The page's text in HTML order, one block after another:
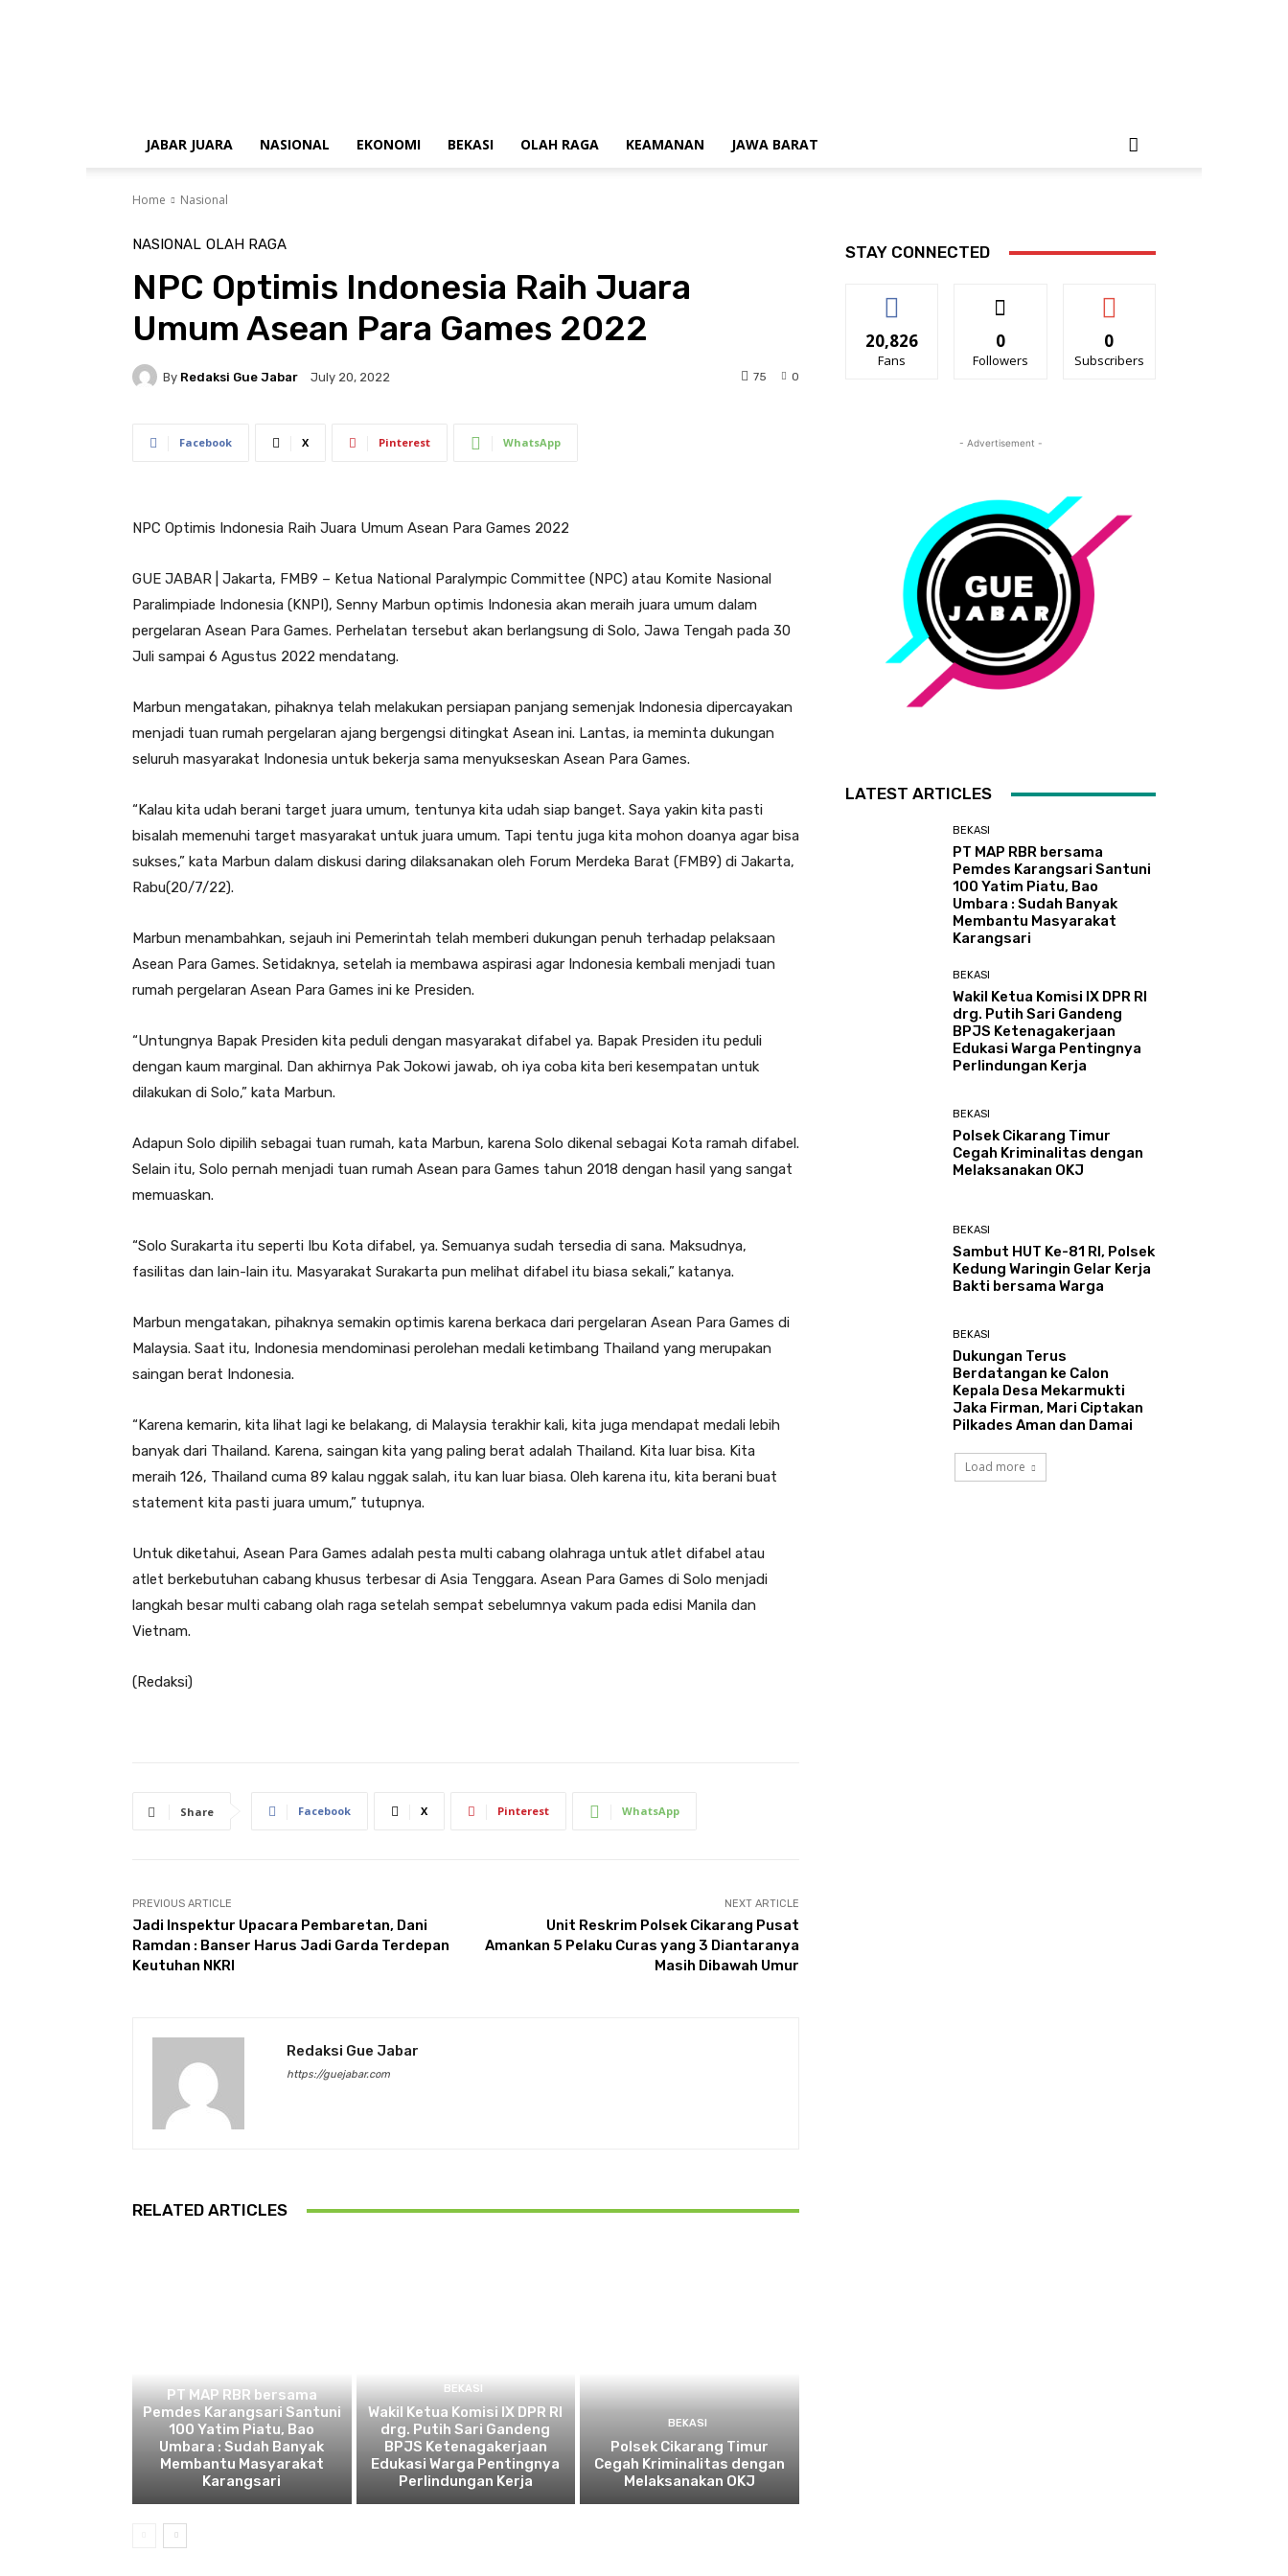
JABAR JUARA NASIONAL EKONOMI BEKASI OLAH RAGA KEAMANAN JAWA BARAT
Home Nasional
NASIONAL OLAH RAGA
NPC Optimis Indonesia Raih Juara
Umum Asean Para Games 2022
By Redaksi Gue Jabar July 20, 2022 0
75
Facebook X Pinterest WhatsApp
NPC Optimis Indonesia Raih Juara Umum Asean Para Games 2022
GUE JABAR | Jakarta, FMB9 – Ketua National Paralympic Committee (NPC) atau Komite Nasional
Paralimpiade Indonesia (KNPI), Senny Marbun optimis Indonesia akan meraih juara umum dalam
pergelaran Asean Para Games. Perhelatan tersebut akan berlangsung di Solo, Jawa Tengah pada 30
Juli sampai 6 Agustus 2022 mendatang.
Marbun mengatakan, pihaknya telah melakukan persiapan panjang semenjak Indonesia dipercayakan
menjadi tuan rumah pergelaran ajang bergengsi ditingkat Asean ini. Lantas, ia meminta dukungan
seluruh masyarakat Indonesia untuk bekerja sama menyukseskan Asean Para Games.
“Kalau kita udah berani target juara umum, tentunya kita udah siap banget. Saya yakin kita pasti
bisalah memenuhi target masyarakat untuk juara umum. Tapi tentu juga kita mohon doanya agar bisa
sukses,” kata Marbun dalam diskusi daring dilaksanakan oleh Forum Merdeka Barat (FMB9) di Jakarta,
Rabu(20/7/22).
Marbun menambahkan, sejauh ini Pemerintah telah memberi dukungan penuh terhadap pelaksaan
Asean Para Games. Setidaknya, setelah ia membawa aspirasi agar Indonesia kembali menjadi tuan
rumah pergelaran Asean Para Games ini ke Presiden.
“Untungnya Bapak Presiden kita peduli dengan masyarakat difabel ya. Bapak Presiden itu peduli
dengan kaum marginal. Dan akhirnya Pak Jokowi jawab, oh iya coba kita beri kesempatan untuk
dilakukan di Solo,” kata Marbun.
Adapun Solo dipilih sebagai tuan rumah, kata Marbun, karena Solo dikenal sebagai Kota ramah difabel.
Selain itu, Solo pernah menjadi tuan rumah Asean para Games tahun 2018 dengan hasil yang sangat
memuaskan.
“Solo Surakarta itu seperti Ibu Kota difabel, ya. Semuanya sudah tersedia di sana. Maksudnya,
fasilitas dan lain-lain itu. Masyarakat Surakarta pun melihat difabel itu biasa sekali,” katanya.
Marbun mengatakan, pihaknya semakin optimis karena berkaca dari pergelaran Asean Para Games di
Malaysia. Saat itu, Indonesia mendominasi perolehan medali ketimbang Thailand yang merupakan
saingan berat Indonesia.
“Karena kemarin, kita lihat lagi ke belakang, di Malaysia terakhir kali, kita juga mendapat medali lebih
banyak dari Thailand. Karena, saingan kita yang paling berat adalah Thailand. Kita luar bisa. Kita
meraih 126, Thailand cuma 89 kalau nggak salah, itu kan luar biasa. Oleh karena itu, kita berani buat
statement kita pasti juara umum,” tutupnya.
Untuk diketahui, Asean Para Games adalah pesta multi cabang olahraga untuk atlet difabel atau
atlet berkebutuhan cabang khusus terbesar di Asia Tenggara. Asean Para Games di Solo menjadi
langkah besar multi cabang olah raga setelah sempat sebelumnya vakum pada edisi Manila dan
Vietnam.
(Redaksi)
Share Facebook X Pinterest WhatsApp
PREVIOUS ARTICLE
Jadi Inspektur Upacara Pembaretan, Dani
Ramdan : Banser Harus Jadi Garda Terdepan
Keutuhan NKRI
NEXT ARTICLE
Unit Reskrim Polsek Cikarang Pusat
Amankan 5 Pelaku Curas yang 3 Diantaranya
Masih Dibawah Umur
Redaksi Gue Jabar
https://guejabar.com
RELATED ARTICLES
PT MAP RBR bersama
Pemdes Karangsari Santuni
100 Yatim Piatu, Bao
Umbara : Sudah Banyak
Membantu Masyarakat
Karangsari
BEKASI
Wakil Ketua Komisi IX DPR RI
drg. Putih Sari Gandeng
BPJS Ketenagakerjaan
Edukasi Warga Pentingnya
Perlindungan Kerja
BEKASI
Polsek Cikarang Timur
Cegah Kriminalitas dengan
Melaksanakan OKJ
STAY CONNECTED
20,826
Fans
0
Followers
0
Subscribers
- Advertisement -
LATEST ARTICLES
BEKASI
PT MAP RBR bersama
Pemdes Karangsari Santuni
100 Yatim Piatu, Bao
Umbara : Sudah Banyak
Membantu Masyarakat
Karangsari
BEKASI
Wakil Ketua Komisi IX DPR RI
drg. Putih Sari Gandeng
BPJS Ketenagakerjaan
Edukasi Warga Pentingnya
Perlindungan Kerja
BEKASI
Polsek Cikarang Timur
Cegah Kriminalitas dengan
Melaksanakan OKJ
BEKASI
Sambut HUT Ke-81 RI, Polsek
Kedung Waringin Gelar Kerja
Bakti bersama Warga
BEKASI
Dukungan Terus
Berdatangan ke Calon
Kepala Desa Mekarmukti
Jaka Firman, Mari Ciptakan
Pilkades Aman dan Damai
Load more